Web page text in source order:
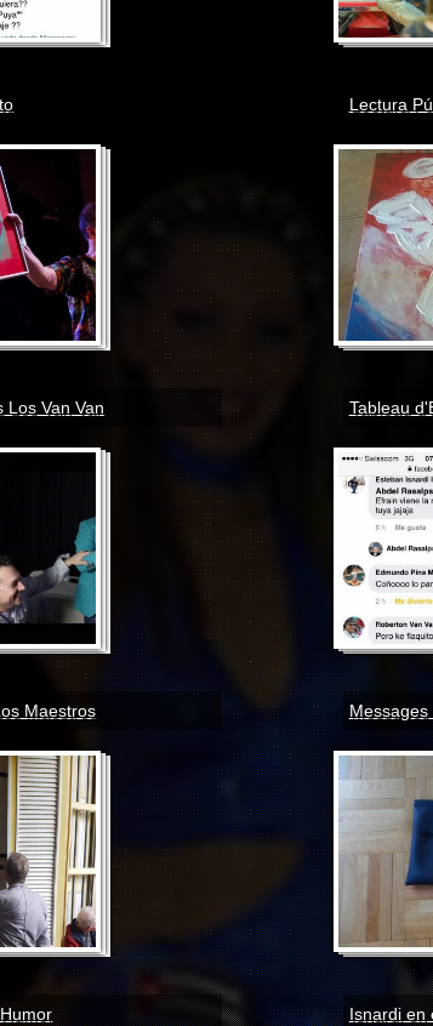
Lectura
Los Van Van Tableau
Maestros Messages
Isnardi en